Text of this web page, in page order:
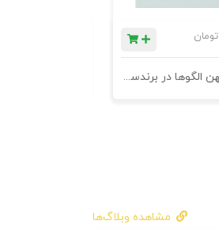
تومان
کتاب کهن الگوها در برندسازی - ابزاری برای خلاقها و استراتژیست ها
مشاهده وبلاگ‌ها